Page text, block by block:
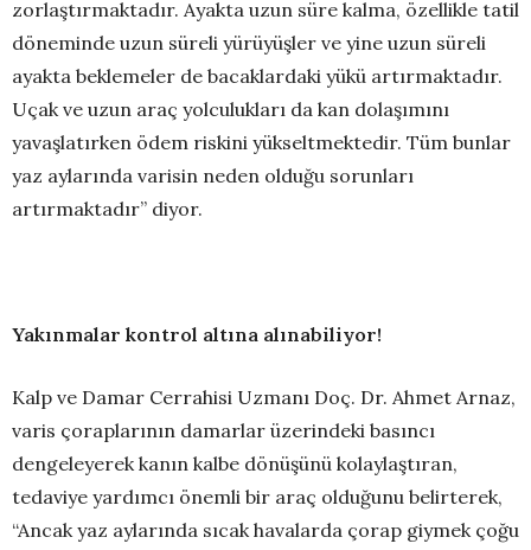
zorlaştırmaktadır. Ayakta uzun süre kalma, özellikle tatil
döneminde uzun süreli yürüyüşler ve yine uzun süreli
ayakta beklemeler de bacaklardaki yükü artırmaktadır.
Uçak ve uzun araç yolculukları da kan dolaşımını
yavaşlatırken ödem riskini yükseltmektedir. Tüm bunlar
yaz aylarında varisin neden olduğu sorunları
artırmaktadır” diyor.
Yakınmalar kontrol altına alınabiliyor!
Kalp ve Damar Cerrahisi Uzmanı Doç. Dr. Ahmet Arnaz,
varis çoraplarının damarlar üzerindeki basıncı
dengeleyerek kanın kalbe dönüşünü kolaylaştıran,
tedaviye yardımcı önemli bir araç olduğunu belirterek,
“Ancak yaz aylarında sıcak havalarda çorap giymek çoğu